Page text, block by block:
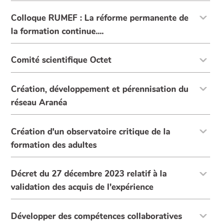
Colloque RUMEF : La réforme permanente de
la formation continue....
Comité scientifique Octet
Création, développement et pérennisation du
réseau Aranéa
Création d'un observatoire critique de la
formation des adultes
Décret du 27 décembre 2023 relatif à la
validation des acquis de l'expérience
Développer des compétences collaboratives